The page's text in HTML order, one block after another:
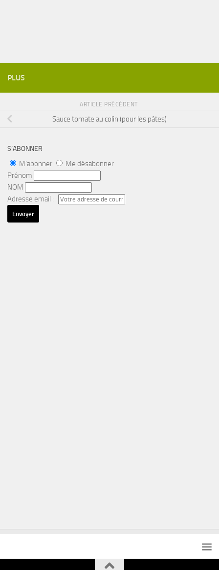
PLUS
ARTICLE PRÉCÉDENT
Sauce tomate au colin (pour les pâtes)
S’ABONNER
M'abonner
Me désabonner
Prénom
NOM
Adresse email : :